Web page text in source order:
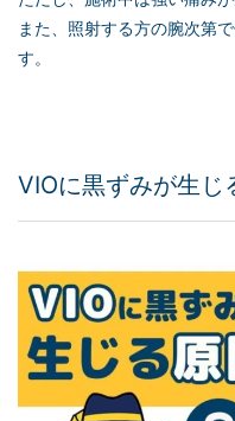
また、照射する方の腕次第
す。
VIOに黒ずみが生じ